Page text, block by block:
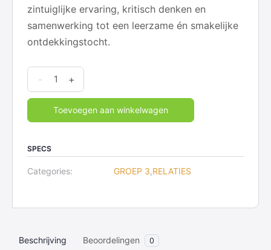
zintuiglijke ervaring, kritisch denken en
samenwerking tot een leerzame én smakelijke
ontdekkingstocht.
Relaties
-
Gezonde
quantity
- +
Toevoegen aan winkelwagen
SPECS
Categories: GROEP 3,RELATIES
Beschrijving Beoordelingen 0